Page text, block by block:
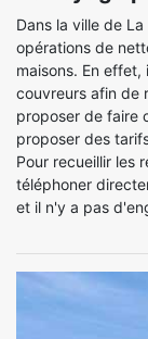
Dans la ville de
opérations de
maisons. En
couvreurs afin de
proposer de faire
proposer des
Pour recueillir les
téléphoner
et il n'y a pas